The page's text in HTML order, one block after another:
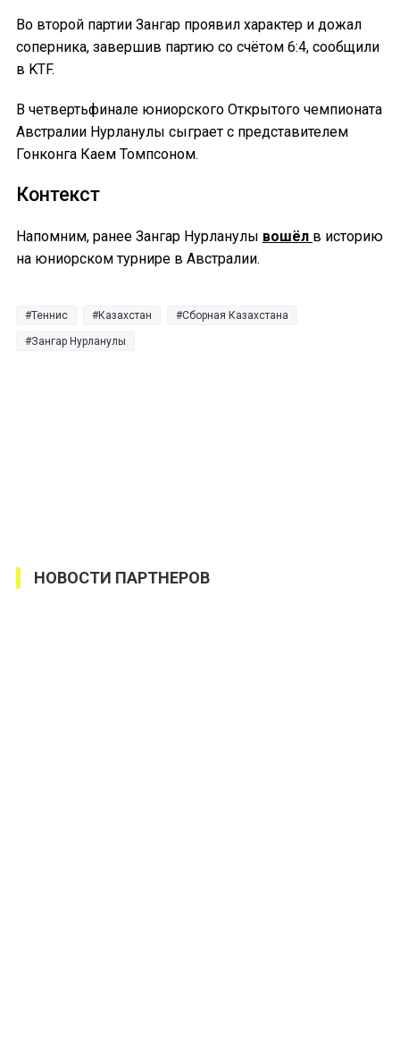
Во второй партии Зангар проявил характер и дожал
соперника, завершив партию со счётом 6:4, сообщили
в KTF.
В четвертьфинале юниорского Открытого чемпионата
Австралии Нурланулы сыграет с представителем
Гонконга Каем Томпсоном.
Контекст
Напомним, ранее Зангар Нурланулы вошёл в историю
на юниорском турнире в Австралии.
Теннис Казахстан Сборная Казахстана
Зангар Нурланулы
НОВОСТИ ПАРТНЕРОВ